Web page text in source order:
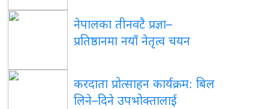
नेपालका तीनवटै प्रज्ञा–
प्रतिष्ठानमा नयाँ नेतृत्व चयन
करदाता प्रोत्साहन कार्यक्रम: बिल
लिने–दिने उपभोक्तालाई